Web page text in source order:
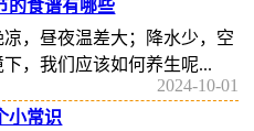
的食谱有哪些
，昼夜温差大；降水少，空
，我们应该如何养生呢...
2024-10-01
小常识